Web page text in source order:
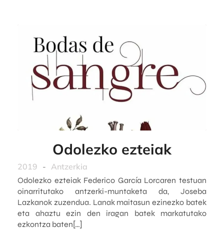
Odolezko ezteiak
2019 - Antzerkia
Odolezko ezteiak Federico García Lorcaren testuan
oinarritutako antzerki-muntaketa da, Joseba
Lazkanok zuzendua. Lanak maitasun ezinezko batek
eta ahaztu ezin den iragan batek markatutako
ezkontza baten[…]